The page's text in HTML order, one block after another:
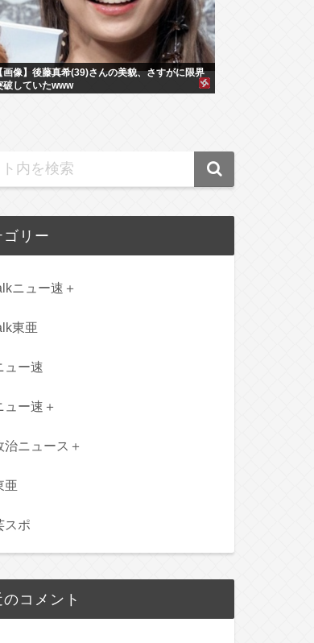
画像】後藤真希(39)さんの美貌、さすがに限界
破していたwww
ゴリー
ニュー速＋
東亜
ュー速
ュー速＋
治ニュース＋
亜
スポ
コメント